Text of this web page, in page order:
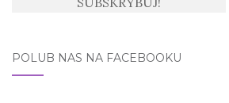
POLUB NAS NA FACEBOOKU